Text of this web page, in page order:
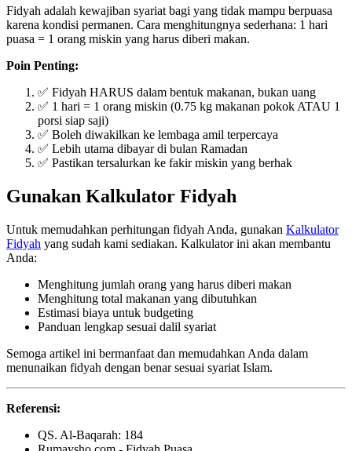
Fidyah adalah kewajiban syariat bagi yang tidak mampu berpuasa
karena kondisi permanen. Cara menghitungnya sederhana: 1 hari
puasa = 1 orang miskin yang harus diberi makan.
Poin Penting:
✅ Fidyah HARUS dalam bentuk makanan, bukan uang
✅ 1 hari = 1 orang miskin (0.75 kg makanan pokok ATAU 1
porsi siap saji)
✅ Boleh diwakilkan ke lembaga amil terpercaya
✅ Lebih utama dibayar di bulan Ramadan
✅ Pastikan tersalurkan ke fakir miskin yang berhak
Gunakan Kalkulator Fidyah
Untuk memudahkan perhitungan fidyah Anda, gunakan Kalkulator
Fidyah yang sudah kami sediakan. Kalkulator ini akan membantu
Anda:
Menghitung jumlah orang yang harus diberi makan
Menghitung total makanan yang dibutuhkan
Estimasi biaya untuk budgeting
Panduan lengkap sesuai dalil syariat
Semoga artikel ini bermanfaat dan memudahkan Anda dalam
menunaikan fidyah dengan benar sesuai syariat Islam.
Referensi:
QS. Al-Baqarah: 184